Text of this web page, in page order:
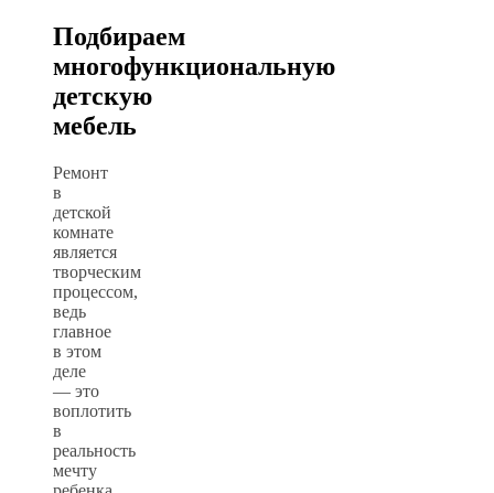
Подбираем
многофункциональную
детскую
мебель
Ремонт
в
детской
комнате
является
творческим
процессом,
ведь
главное
в этом
деле
— это
воплотить
в
реальность
мечту